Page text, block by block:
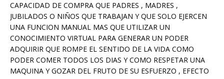
CAPACIDAD DE COMPRA QUE PADRES , MADRES ,
JUBILADOS O NIÑOS QUE TRABAJAN Y QUE SOLO EJERCEN
UNA FUNCION MANUAL MAS QUE UTILIZAR UN
CONOCIMIENTO VIRTUAL PARA GENERAR UN PODER
ADQUIRIR QUE ROMPE EL SENTIDO DE LA VIDA COMO
PODER COMER TODOS LOS DIAS Y COMO RESPETAR UNA
MAQUINA Y GOZAR DEL FRUTO DE SU ESFUERZO , EFECTO